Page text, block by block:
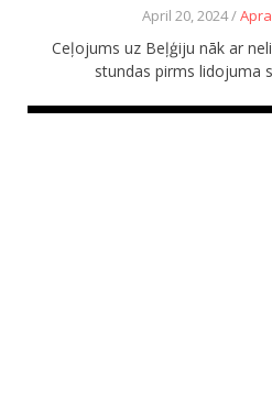
April 20, 2024 /
Ceļojums uz Beļģiju nāk ar
stundas pirms lidojuma